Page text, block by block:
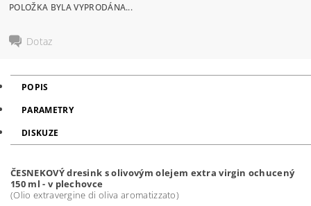
POLOŽKA BYLA VYPRODÁNA...
Dotaz
POPIS
PARAMETRY
DISKUZE
ČESNEKOVÝ dresink s olivovým olejem extra virgin ochucený
150 ml - v plechovce
(Olio extravergine di oliva aromatizzato)